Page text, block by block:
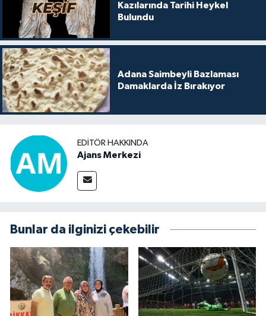
Kazılarında Tarihi Heykel
Bulundu
Adana Saimbeyli Bazlaması
Damaklarda İz Bırakıyor
EDITÖR HAKKINDA
Ajans Merkezi
Bunlar da ilginizi çekebilir